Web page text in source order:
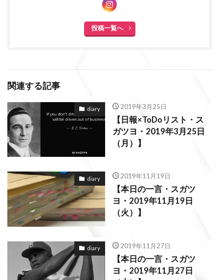
投稿一覧へ
関連する記事
diary 2019年3月25日
【日報×ToDoリスト・ス
ガツヨ・2019年3月25日
（月）】
diary 2019年11月19日
【本日の一言・スガツ
ヨ・2019年11月19日
（火）】
diary 2019年11月27日
【本日の一言・スガツ
ヨ・2019年11月27日